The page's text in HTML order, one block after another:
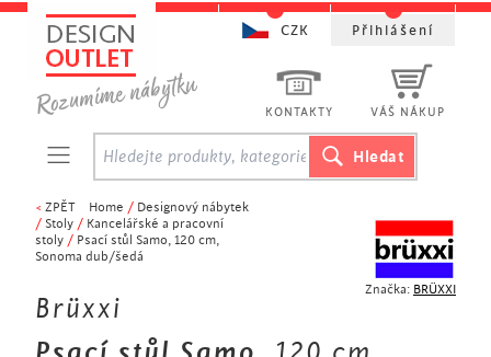
Značka: BRÜXXI
< ZPĚT Home / Designový nábytek
/ Stoly / Kancelářské a pracovní
stoly / Psací stůl Samo, 120 cm,
Sonoma dub/šedá
Brüxxi
KONTAKTY VÁŠ NÁKUP
CZK Přihlášení